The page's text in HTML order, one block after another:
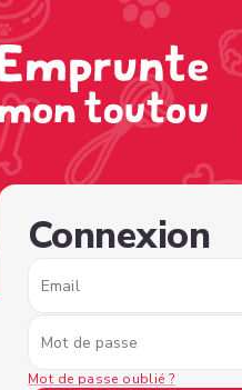
Connexion
Email
Mot de passe
Mot de passe oublié ?
449b-879d-aa2162299cbf